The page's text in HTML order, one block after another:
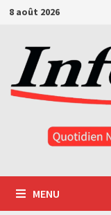
Passer
contenu
8 août 2026
MENU